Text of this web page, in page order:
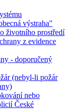
výstraha"
životního prostředí
z evidence
- doporučený
(nebyl-li požár
nebo
České